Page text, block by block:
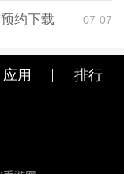
约下载 07-07
应用 排行